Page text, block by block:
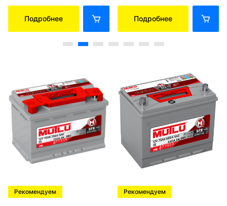
Подробнее Подробнее
Рекомендуем Рекомендуем